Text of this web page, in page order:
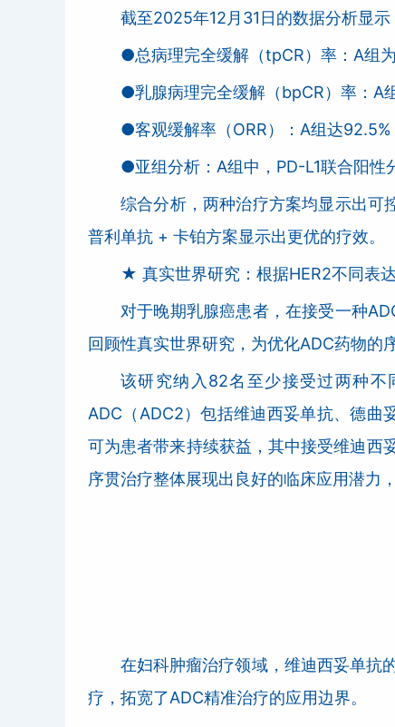
截至2025年12月31日的数据分析显示
●总病理完全缓解（tpCR）率：A组
●乳腺病理完全缓解（bpCR）率：A
●客观缓解率（ORR）：A组达92.5%
●亚组分析：A组中，PD-L1联合阳性
综合分析，两种治疗方案均显示出可
普利单抗 + 卡铂方案显示出更优的疗效。
★ 真实世界研究：根据HER2不同表
对于晚期乳腺癌患者，在接受一种
回顾性真实世界研究，为优化ADC药物的
该研究纳入82名至少接受过两种不
ADC（ADC2）包括维迪西妥单抗、德曲
可为患者带来持续获益，其中接受维迪西
序贯治疗整体展现出良好的临床应用潜力
在妇科肿瘤治疗领域，维迪西妥单抗
疗，拓宽了ADC精准治疗的应用边界。